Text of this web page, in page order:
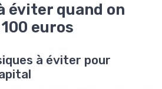
éviter quand on
euros
à éviter pour